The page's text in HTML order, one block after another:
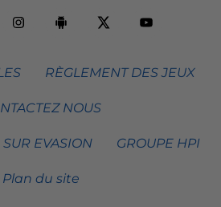
RÈGLEMENT DES JEUX
NOUS
EVASION GROUPE HPI
Plan du site